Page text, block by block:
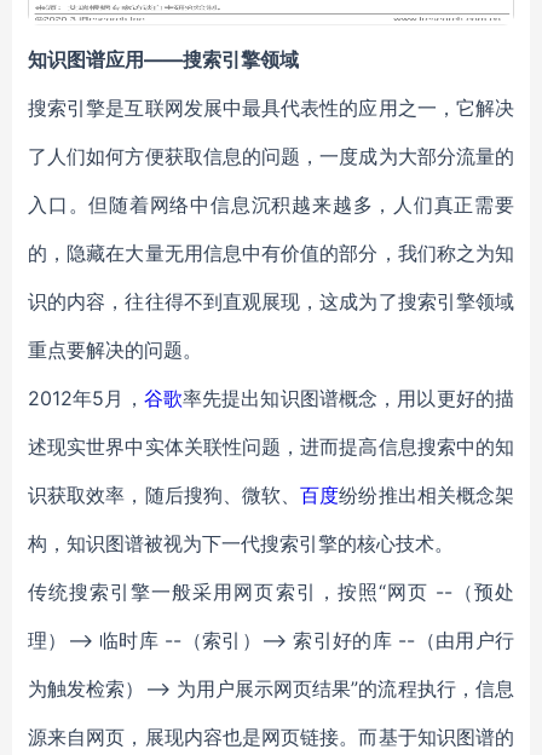
知识图谱应用——搜索引擎领域
搜索引擎是互联网发展中最具代表性的应用之一，它解决
了人们如何方便获取信息的问题，一度成为大部分流量的
入口。但随着网络中信息沉积越来越多，人们真正需要
的，隐藏在大量无用信息中有价值的部分，我们称之为知
识的内容，往往得不到直观展现，这成为了搜索引擎领域
重点要解决的问题。
2012年5月， 谷歌率先提出知识图谱概念，用以更好的描
述现实世界中实体关联性问题，进而提高信息搜索中的知
识获取效率，随后搜狗、微软、百度纷纷推出相关概念架
构，知识图谱被视为下一代搜索引擎的核心技术。
传统搜索引擎一般采用网页索引，按照“网页 --（预处
理）--> 临时库 --（索引）--> 索引好的库 --（由用户行
为触发检索）--> 为用户展示网页结果”的流程执行，信息
源来自网页，展现内容也是网页链接。而基于知识图谱的